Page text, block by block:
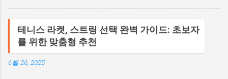
대해 자세히 설명하겠습니다. 야구를 시작하기 좋은 나이 야구
는 다양한 연령대에서 시작할 수 있지만, 일반적으로 다음과 같
은 나이가 적합하다고 여겨집니다. 초등학교 저학년 (6세~9세):
이 시기는 기본적인 운동 능력을 기르고, 야구에 대한 흥미를 키
우기에 좋은 시기입니다. 이때는 기본적인 캐치볼, 타격 연습 등
을 통해 야구의 기초를 다질 수 있습니다. 초등학교 고학년 (10
테니스 라켓, 스트링 선택 완벽 가이드: 초보자
를 위한 맞춤형 추천
6월 26, 2025